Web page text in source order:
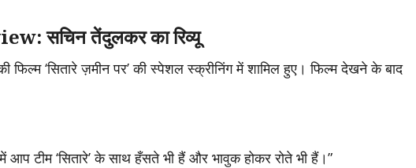
सचिन तेंदुलकर का रिव्यू
‘सितारे ज़मीन पर’ की स्पेशल स्क्रीनिंग में शामिल हुए। फिल्म देखने के बाद
टीम ‘सितारे’ के साथ हँसते भी हैं और भावुक होकर रोते भी हैं।”